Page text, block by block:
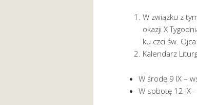
W związku z
okazji X
ku czci św.
Kalendarz
W środę 9 IX –
W sobotę 12 IX